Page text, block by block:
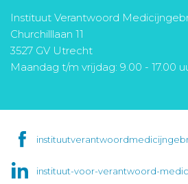
Instituut Verantwoord
Churchilllaan 11
3527 GV Utrecht
Maandag t/m vrijdag: 9.00 - 17.00
instituut-voor-verantwoord-